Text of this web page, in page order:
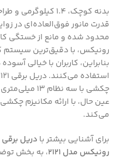
بدنه‌ کوچک، 1.4
قدرت مانور فوق‌العاده‌ای در
رونیکس، با دقیق‌ترین سیستم
بنابراین، کاربران با خیالی
چکشی با سه
عین حال، با ارائه‌ مکانیزم
می‌کند.
برای آشنایی بیشتر با
رونیکس مدل 2121
، به بخش